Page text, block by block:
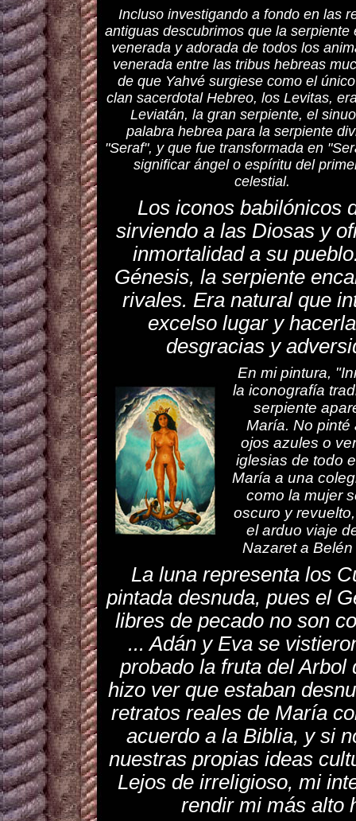
Incluso investigando a fondo en las
antiguas descubrimos que la serpiente
venerada y adorada de todos los
venerada entre las tribus hebreas
de que Yahvé surgiese como el
clan sacerdotal Hebreo, los Levitas,
Leviatán, la gran serpiente, el
palabra hebrea para la serpiente
"Seraf", y que fue transformada en
significar ángel o espíritu del
celestial.
Los iconos babilónicos
sirviendo a las Diosas y
inmortalidad a su
Génesis, la serpiente
rivales. Era natural que
excelso lugar y
desgracias y
En mi pintura,
la iconografía
serpiente
María. No pinté
ojos azules o
iglesias de todo
María a una
como la mujer
oscuro y
el arduo viaje
Nazaret a
La luna representa los
pintada desnuda, pues el
libres de pecado no son
... Adán y Eva se
probado la fruta del
hizo ver que estaban
retratos reales de María
acuerdo a la Biblia, y si
nuestras propias ideas
Lejos de irreligioso, mi
rendir mi más alto